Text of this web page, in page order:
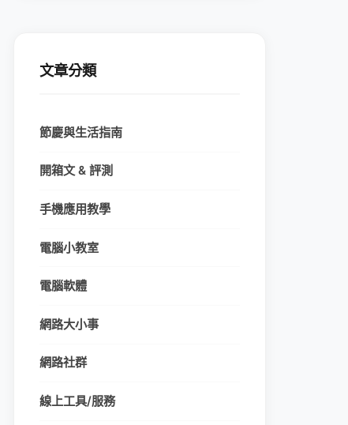
文章分類
節慶與生活指南
開箱文 & 評測
手機應用教學
電腦小教室
電腦軟體
網路大小事
網路社群
線上工具/服務